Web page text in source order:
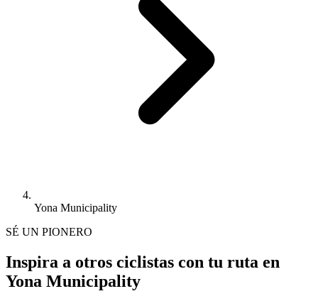
Yona Municipality
SÉ UN PIONERO
Inspira a otros ciclistas con tu ruta en
Yona Municipality